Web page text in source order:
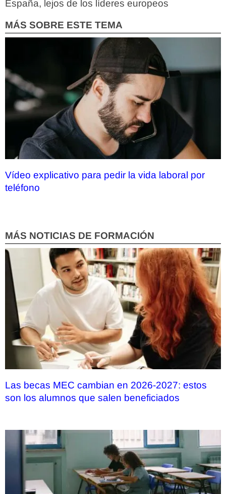
España, lejos de los líderes europeos
MÁS SOBRE ESTE TEMA
Vídeo explicativo para pedir la vida laboral por
teléfono
MÁS NOTICIAS DE FORMACIÓN
Las becas MEC cambian en 2026-2027: estos
son los alumnos que salen beneficiados